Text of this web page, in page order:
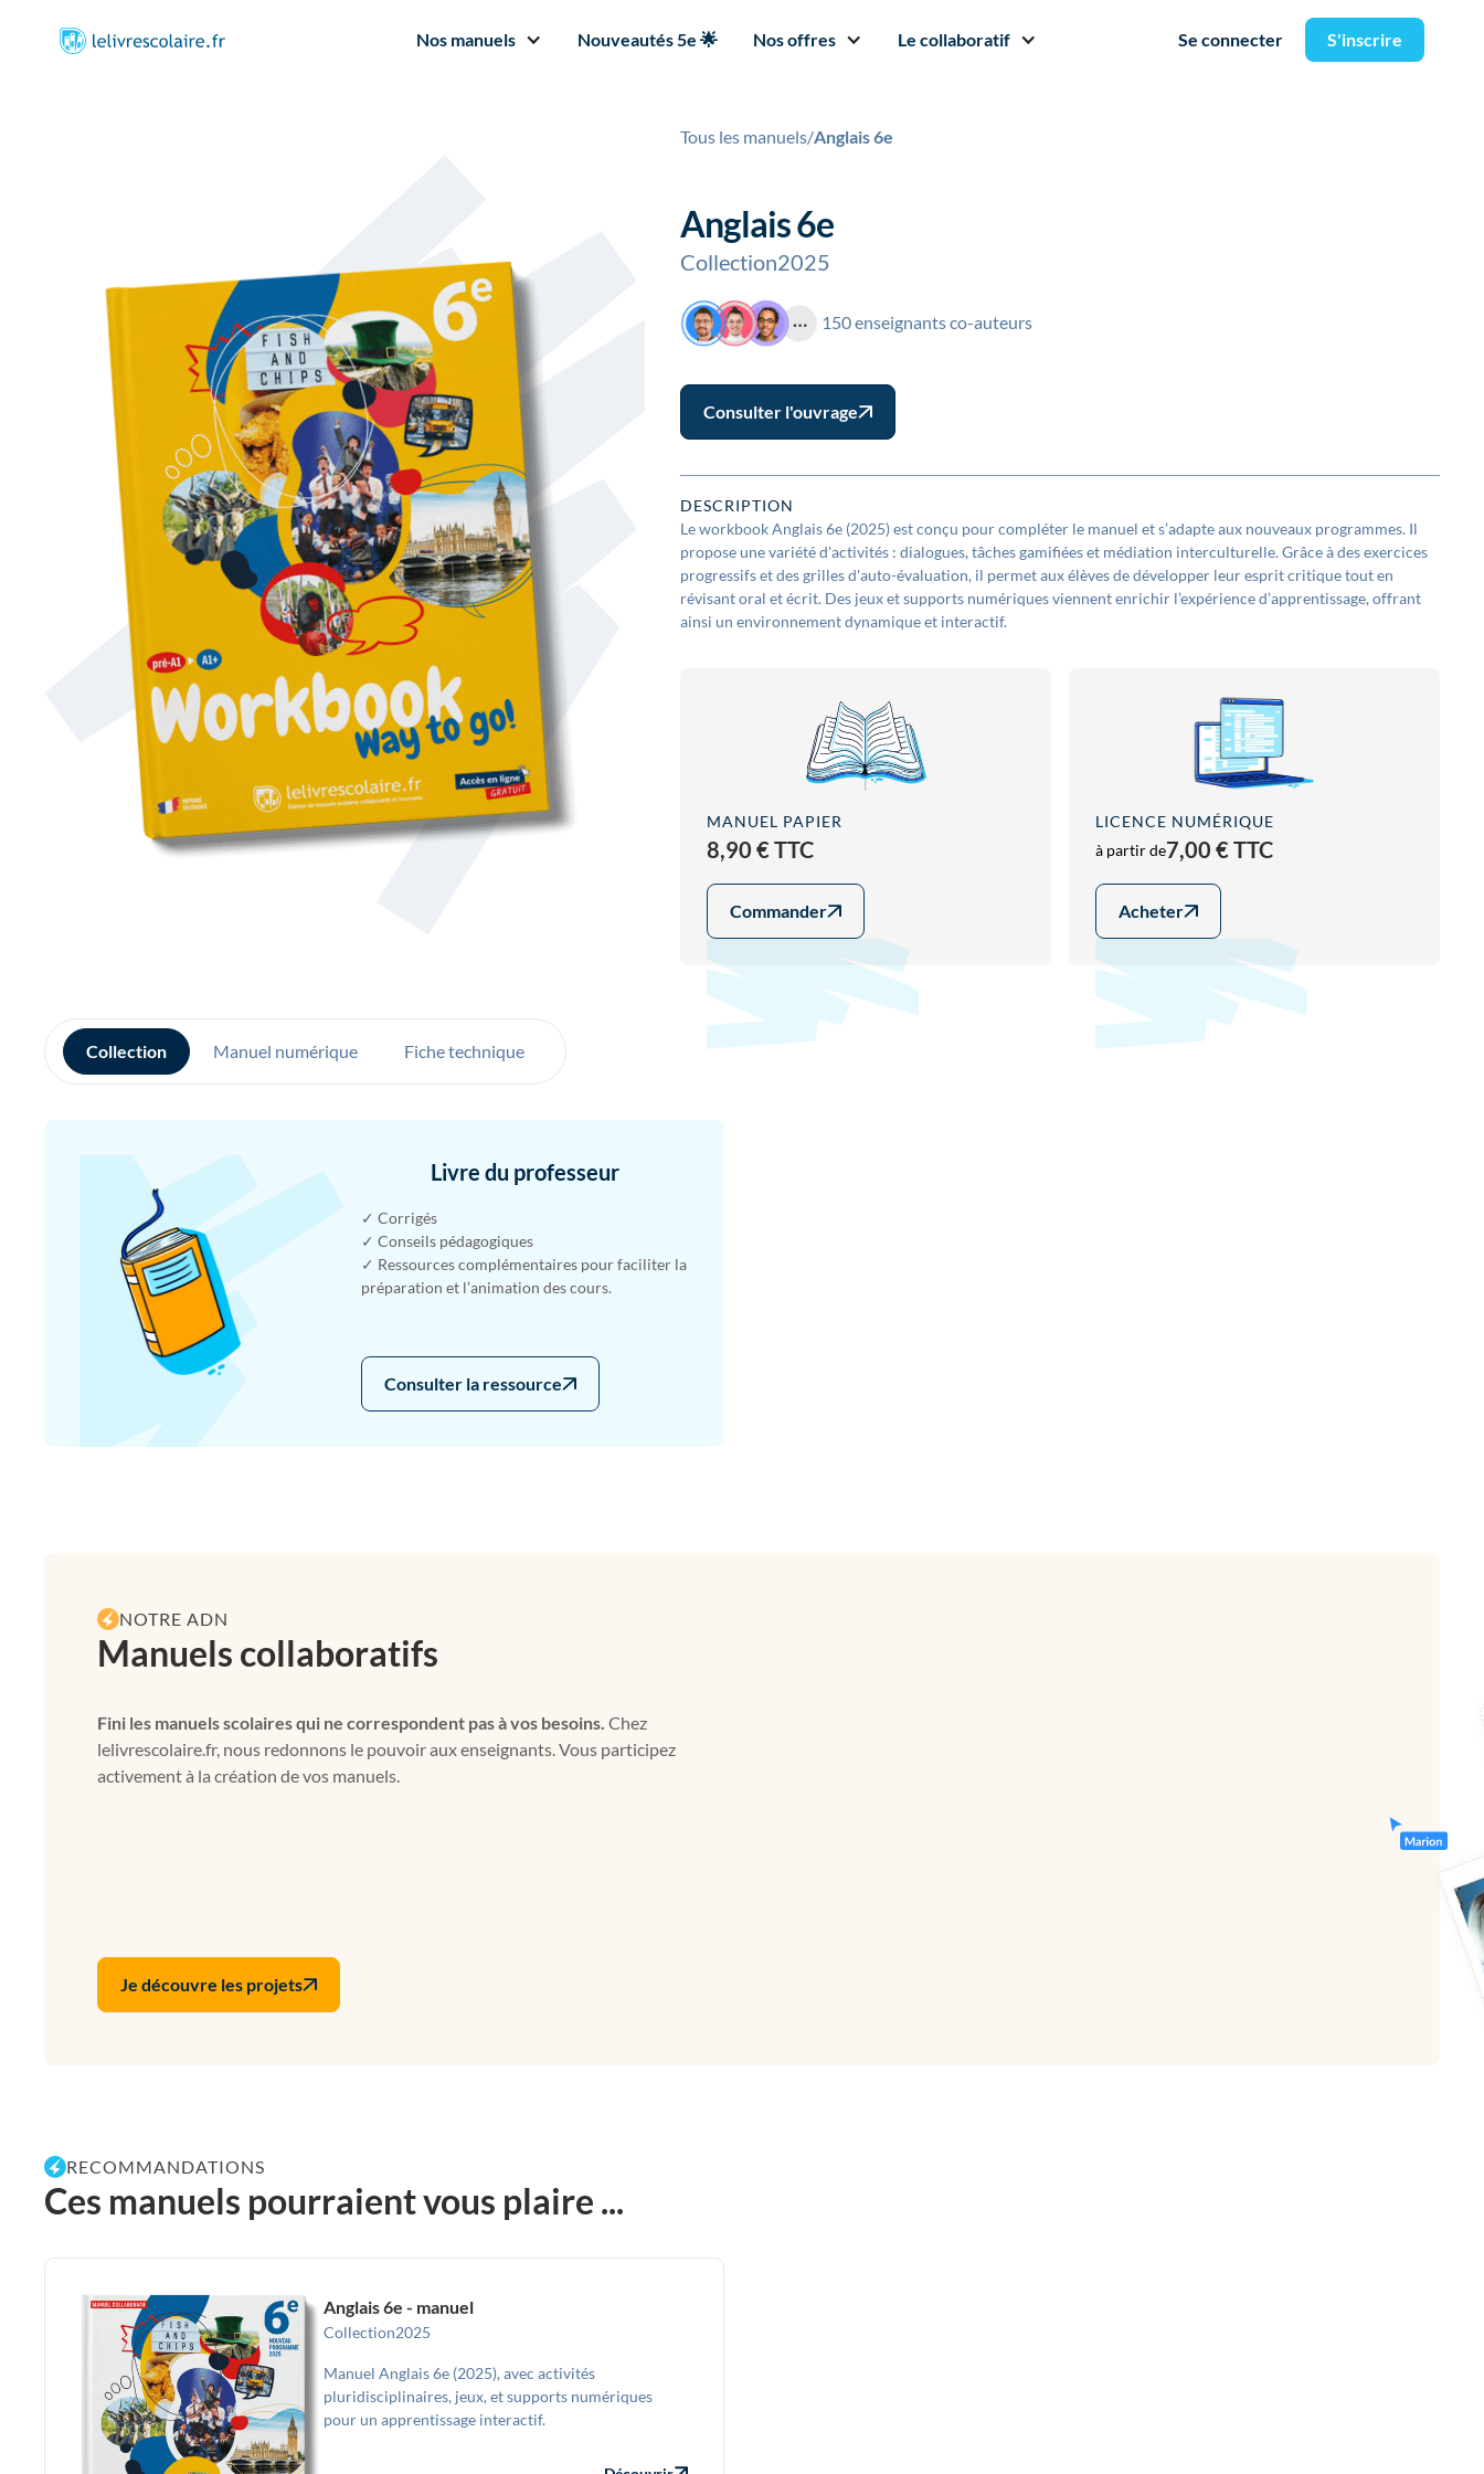
Nos manuels Nouveautés 5e 🌟 Nos offres Le collaboratif Se connecter S'inscrire
Tous les manuels/Anglais 6e
Anglais 6e
Collection2025
150 enseignants co-auteurs
Consulter l'ouvrage
DESCRIPTION
Le workbook Anglais 6e (2025) est conçu pour compléter le manuel et s’adapte aux nouveaux programmes. Il
propose une variété d'activités : dialogues, tâches gamifiées et médiation interculturelle. Grâce à des exercices
progressifs et des grilles d'auto-évaluation, il permet aux élèves de développer leur esprit critique tout en
révisant oral et écrit. Des jeux et supports numériques viennent enrichir l’expérience d’apprentissage, offrant
ainsi un environnement dynamique et interactif.
MANUEL PAPIER
8,90 € TTC
Commander
LICENCE NUMÉRIQUE
à partir de7,00 € TTC
Acheter
Collection Manuel numérique Fiche technique
Livre du professeur
✓ Corrigés
✓ Conseils pédagogiques
✓ Ressources complémentaires pour faciliter la
préparation et l’animation des cours.
Consulter la ressource
NOTRE ADN
Manuels collaboratifs
Fini les manuels scolaires qui ne correspondent pas à vos besoins. Chez
lelivrescolaire.fr, nous redonnons le pouvoir aux enseignants. Vous participez
activement à la création de vos manuels.
Je découvre les projets
RECOMMANDATIONS
Ces manuels pourraient vous plaire ...
Anglais 6e - manuel
Collection2025
Manuel Anglais 6e (2025), avec activités
pluridisciplinaires, jeux, et supports numériques
pour un apprentissage interactif.